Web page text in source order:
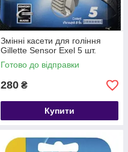
Змінні касети для гоління
Gillette Sensor Exel 5 шт.
Готово до відправки
280 ₴
Купити